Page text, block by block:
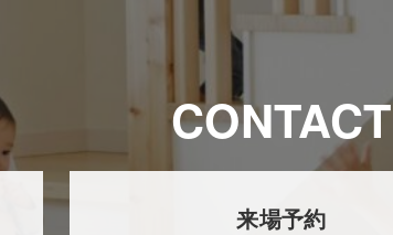
CONTACT
来場予約